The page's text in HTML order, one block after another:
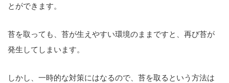
とができます。
苔を取っても、苔が生えやすい環境のままですと、再び苔が
発生してしまいます。
しかし、一時的な対策にはなるので、苔を取るという方法は